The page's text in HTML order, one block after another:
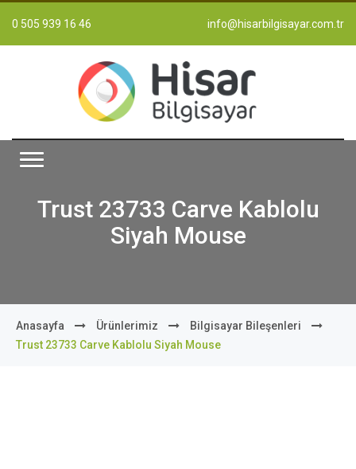
0 505 939 16 46 info@hisarbilgisayar.com.tr
Trust 23733 Carve Kablolu
Siyah Mouse
Anasayfa Ürünlerimiz
Bilgisayar Bileşenleri
Trust 23733 Carve Kablolu Siyah Mouse